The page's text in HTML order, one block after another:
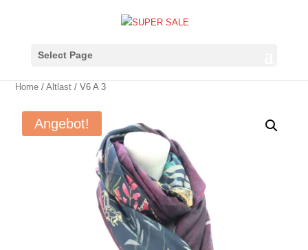
Select Page
Home / Altlast / V6 A 3
Angebot!